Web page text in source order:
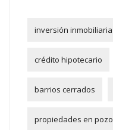
inversión inmobiliaria
crédito hipotecario
barrios cerrados
propiedades en pozo